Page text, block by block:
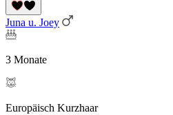
Juna u. Joey
3 Monate
Europäisch Kurzhaar